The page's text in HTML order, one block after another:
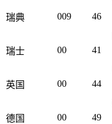
瑞典 009 46
瑞士 00 41
英国 00 44
德国 00 49